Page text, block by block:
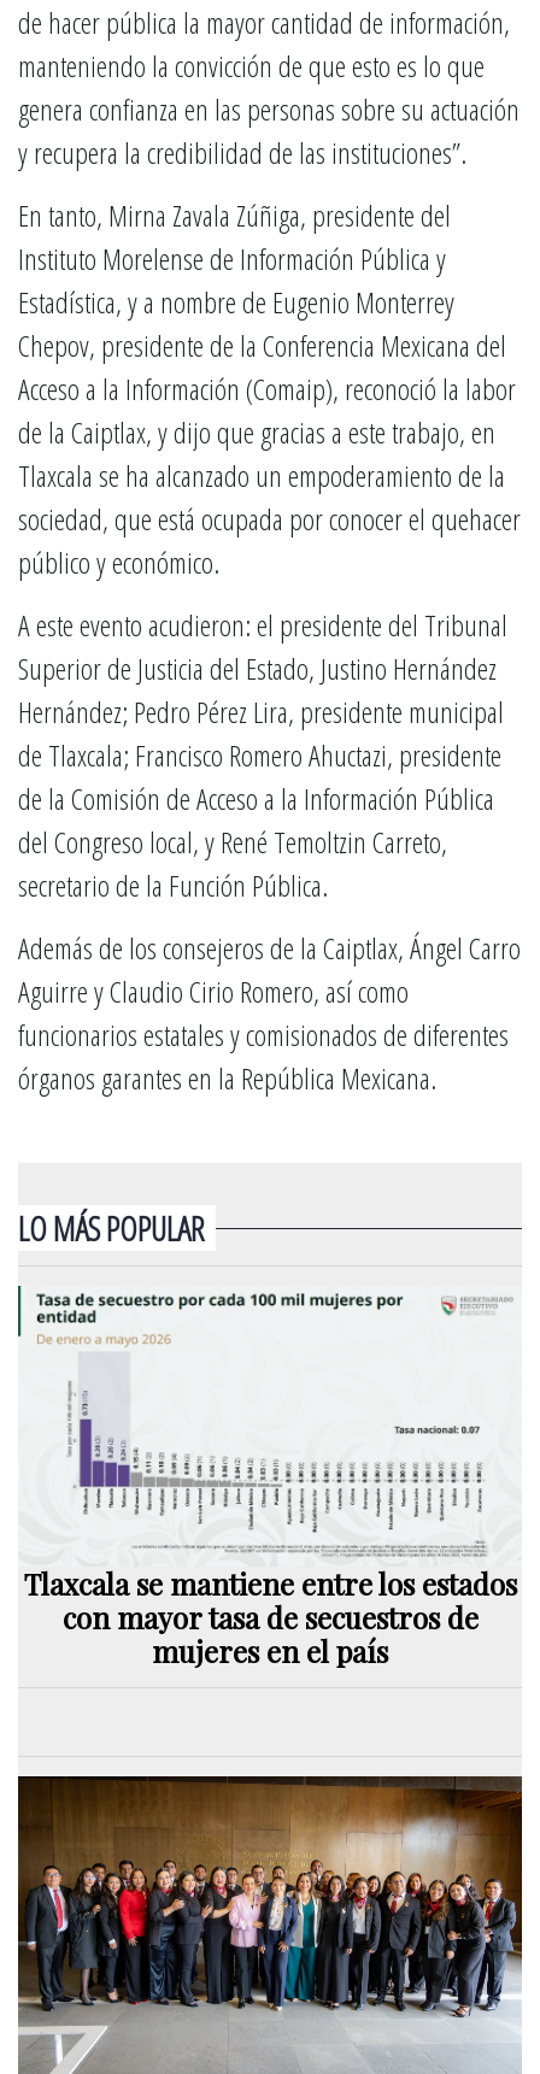
de hacer pública la mayor cantidad de información,
manteniendo la convicción de que esto es lo que
genera confianza en las personas sobre su actuación
y recupera la credibilidad de las instituciones”.
En tanto, Mirna Zavala Zúñiga, presidente del
Instituto Morelense de Información Pública y
Estadística, y a nombre de Eugenio Monterrey
Chepov, presidente de la Conferencia Mexicana del
Acceso a la Información (Comaip), reconoció la labor
de la Caiptlax, y dijo que gracias a este trabajo, en
Tlaxcala se ha alcanzado un empoderamiento de la
sociedad, que está ocupada por conocer el quehacer
público y económico.
A este evento acudieron: el presidente del Tribunal
Superior de Justicia del Estado, Justino Hernández
Hernández; Pedro Pérez Lira, presidente municipal
de Tlaxcala; Francisco Romero Ahuctazi, presidente
de la Comisión de Acceso a la Información Pública
del Congreso local, y René Temoltzin Carreto,
secretario de la Función Pública.
Además de los consejeros de la Caiptlax, Ángel Carro
Aguirre y Claudio Cirio Romero, así como
funcionarios estatales y comisionados de diferentes
órganos garantes en la República Mexicana.
LO MÁS POPULAR
Tlaxcala se mantiene entre los estados
con mayor tasa de secuestros de
mujeres en el país